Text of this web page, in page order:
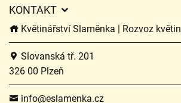
KONTAKT
Květinářství Slaměnka | Rozvoz květin
Slovanská tř. 201
326 00 Plzeň
info@eslamenka.cz